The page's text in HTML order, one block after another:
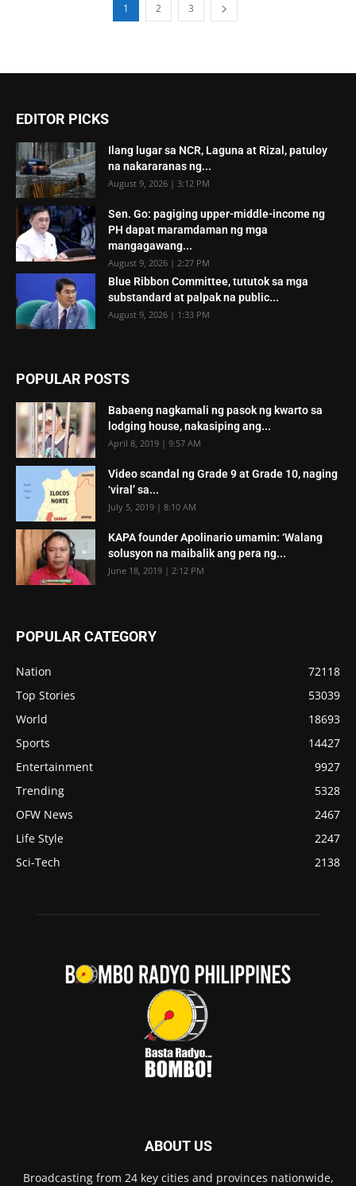
1 2 3
EDITOR PICKS
Ilang lugar sa NCR, Laguna at Rizal, patuloy
na nakararanas ng...
August 9, 2026 | 3:12 PM
Sen. Go: pagiging upper-middle-income ng
PH dapat maramdaman ng mga
mangagawang...
August 9, 2026 | 2:27 PM
Blue Ribbon Committee, tututok sa mga
substandard at palpak na public...
August 9, 2026 | 1:33 PM
POPULAR POSTS
Babaeng nagkamali ng pasok ng kwarto sa
lodging house, nakasiping ang...
April 8, 2019 | 9:57 AM
Video scandal ng Grade 9 at Grade 10, naging
‘viral’ sa...
July 5, 2019 | 8:10 AM
KAPA founder Apolinario umamin: ‘Walang
solusyon na maibalik ang pera ng...
June 18, 2019 | 2:12 PM
POPULAR CATEGORY
Nation
72118
Top Stories
53039
World
18693
Sports
14427
Entertainment
9927
Trending
5328
OFW News
2467
Life Style
2247
Sci-Tech
2138
ABOUT US
Broadcasting from 24 key cities and provinces nationwide,